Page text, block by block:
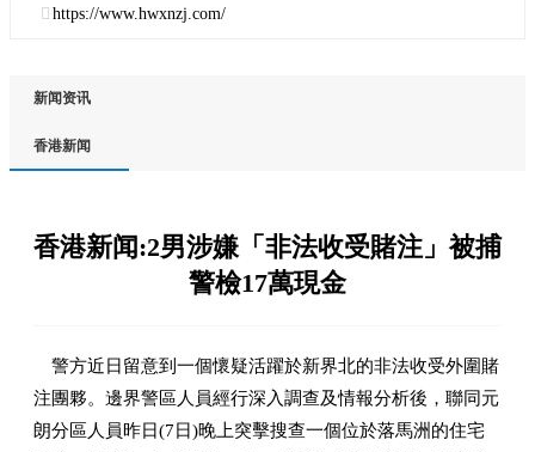
https://www.hwxnzj.com/
新闻资讯
香港新闻
香港新闻:2男涉嫌「非法收受賭注」被捕
警檢17萬現金
警方近日留意到一個懷疑活躍於新界北的非法收受外圍賭
注團夥。邊界警區人員經行深入調查及情報分析後，聯同元
朗分區人員昨日(7日)晚上突擊搜查一個位於落馬洲的住宅